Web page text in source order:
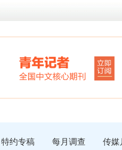
特约专稿 每月调查 传媒